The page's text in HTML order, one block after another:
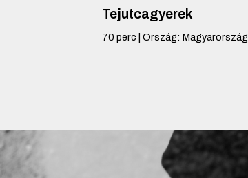
Tejutcagyerek
70 perc Ország: Magyarország